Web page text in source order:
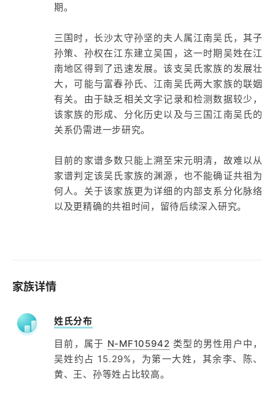
期。
三国时，长沙太守孙坚的夫人属江南吴氏，其子
孙策、孙权在江东建立吴国，这一时期吴姓在江
南地区得到了迅速发展。该支吴氏家族的发展壮
大，可能与富春孙氏、江南吴氏两大家族的联姻
有关。由于缺乏相关文字记录和检测数据较少，
该家族的形成、分化历史以及与三国江南吴氏的
关系仍需进一步研究。
目前的家谱多数只能上溯至宋元明清，故难以从
家谱判定该吴氏家族的渊源，也不能确证共祖为
何人。关于该家族更为详细的内部支系分化脉络
以及更精确的共祖时间，留待后续深入研究。
家族详情
姓氏分布
目前，属于 N-MF105942 类型的男性用户中，
吴姓约占 15.29%，为第一大姓，其余李、陈、
黄、王、孙等姓占比较高。